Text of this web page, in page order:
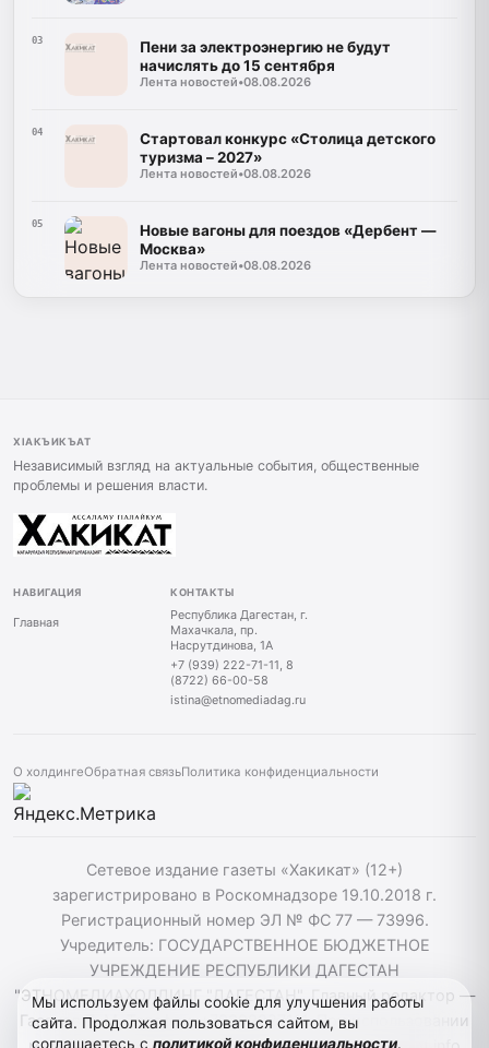
03
Пени за электроэнергию не будут
начислять до 15 сентября
Лента новостей•08.08.2026
04
Стартовал конкурс «Столица детского
туризма – 2027»
Лента новостей•08.08.2026
05
Новые вагоны для поездов «Дербент —
Москва»
Лента новостей•08.08.2026
ХIАКЪИКЪАТ
Независимый взгляд на актуальные события, общественные
проблемы и решения власти.
НАВИГАЦИЯ
Главная
КОНТАКТЫ
Республика Дагестан, г.
Махачкала, пр.
Насрутдинова, 1А
+7 (939) 222-71-11, 8
(8722) 66-00-58
istina@etnomediadag.ru
О холдингеОбратная связьПолитика конфиденциальности
Сетевое издание газеты «Хакикат» (12+)
зарегистрировано в Роскомнадзоре 19.10.2018 г.
Регистрационный номер ЭЛ № ФС 77 — 73996.
Учредитель: ГОСУДАРСТВЕННОЕ БЮДЖЕТНОЕ
УЧРЕЖДЕНИЕ РЕСПУБЛИКИ ДАГЕСТАН
"ЭТНОМЕДИАХОЛДИНГ "ДАГЕСТАН". Главный редактор —
Гасанов Т. М. Телефон: +79392227111. При использовании
Мы используем файлы cookie для улучшения работы
сайта. Продолжая пользоваться сайтом, вы
соглашаетесь с политикой конфиденциальности.